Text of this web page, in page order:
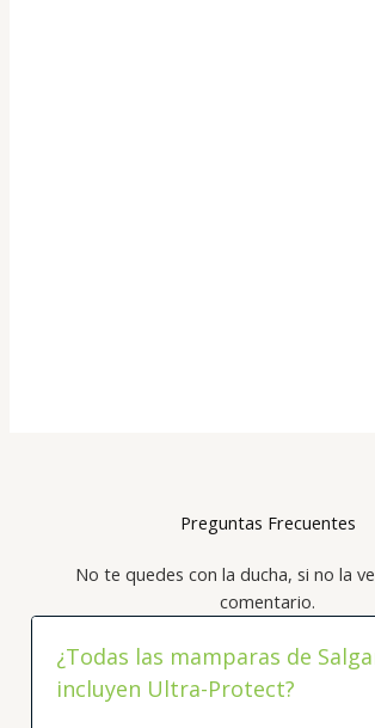
Preguntas Frecuentes
No te quedes con la ducha, si no la
comentario.
¿Todas las mamparas de
incluyen Ultra-Protect?